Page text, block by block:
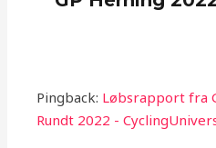
Pingback: Løbsrapport fra
Rundt 2022 -